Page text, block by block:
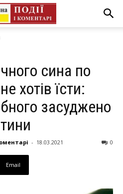
сина по
хотів їсти:
засуджено
- 18.03.2021 0
Email